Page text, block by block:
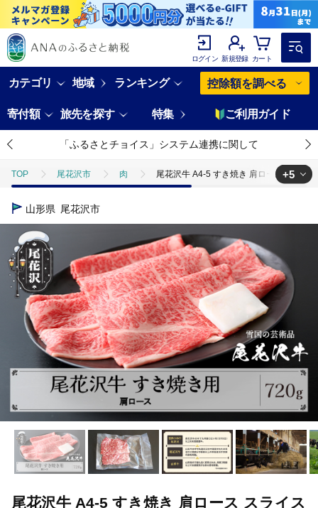
ログイン 新規登録 カート
カテゴリ 地域 ランキング 控除額を調べる
寄付額 旅先を探す 特集 ご利用ガイド
「ふるさとチョイス」システム連携に関して
TOP 尾花沢市 肉 尾花沢牛 A4-5 すき焼き 肩ロース スライ
TOP
TOP 牛肉 山形牛 尾花沢牛 A4-5 すき焼き 肩ロー
TOP 牛肉 黒毛和牛 尾花沢牛 A4-5 すき焼き 肩ロ
TOP 肉 牛肉 すき焼き(牛肉) 尾花沢牛 A4-5 すき焼
+5
山形県 尾花沢市
尾花沢牛 A4-5 すき焼き 肩ロース スライス